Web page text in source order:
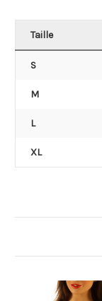
Taille
S
M
L
XL